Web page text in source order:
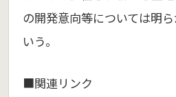
の開発意向等については明
いう。
■関連リンク